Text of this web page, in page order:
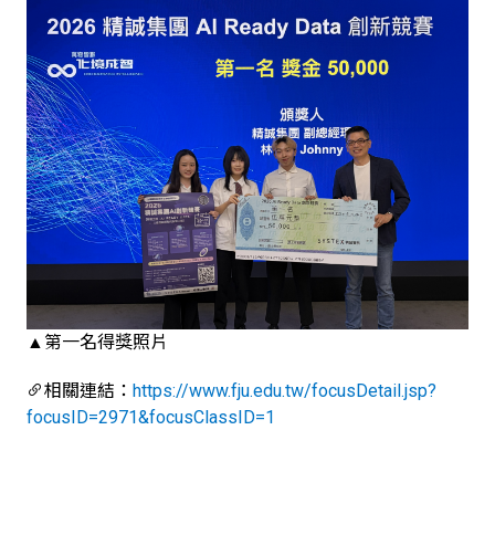
▲第一名得獎照片
相關連結： https://www.fju.edu.tw/focusDetail.jsp?
focusID=2971&focusClassID=1